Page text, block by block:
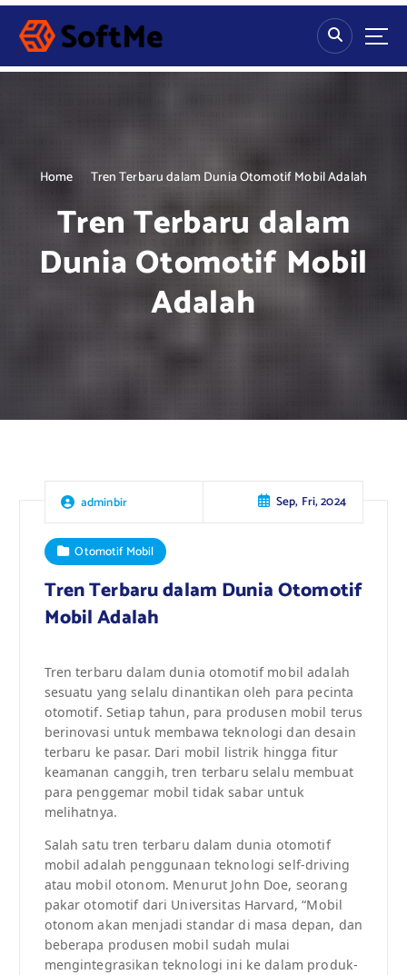
S
p
Home Tren Terbaru dalam Dunia Otomotif Mobil Adalah
Tren Terbaru dalam
Dunia Otomotif Mobil
Adalah
adminbir Sep, Fri, 2024
Otomotif Mobil
Tren Terbaru dalam Dunia Otomotif
Mobil Adalah
Tren terbaru dalam dunia otomotif mobil adalah
sesuatu yang selalu dinantikan oleh para pecinta
otomotif. Setiap tahun, para produsen mobil terus
berinovasi untuk membawa teknologi dan desain
terbaru ke pasar. Dari mobil listrik hingga fitur
keamanan canggih, tren terbaru selalu membuat
para penggemar mobil tidak sabar untuk
melihatnya.
Salah satu tren terbaru dalam dunia otomotif
mobil adalah penggunaan teknologi self-driving
atau mobil otonom. Menurut John Doe, seorang
pakar otomotif dari Universitas Harvard, “Mobil
otonom akan menjadi standar di masa depan, dan
beberapa produsen mobil sudah mulai
mengintegrasikan teknologi ini ke dalam produk-